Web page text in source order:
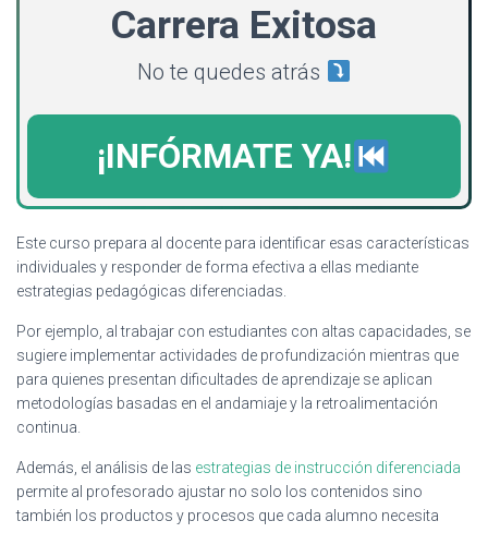
Carrera Exitosa
No te quedes atrás
¡INFÓRMATE YA!
Este curso prepara al docente para identificar esas características
individuales y responder de forma efectiva a ellas mediante
estrategias pedagógicas diferenciadas.
Por ejemplo, al trabajar con estudiantes con altas capacidades, se
sugiere implementar actividades de profundización mientras que
para quienes presentan dificultades de aprendizaje se aplican
metodologías basadas en el andamiaje y la retroalimentación
continua.
Además, el análisis de las estrategias de instrucción diferenciada
permite al profesorado ajustar no solo los contenidos sino
también los productos y procesos que cada alumno necesita